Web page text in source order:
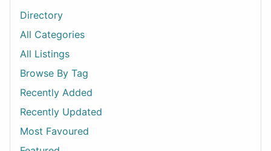
Directory
All Categories
All Listings
Browse By Tag
Recently Added
Recently Updated
Most Favoured